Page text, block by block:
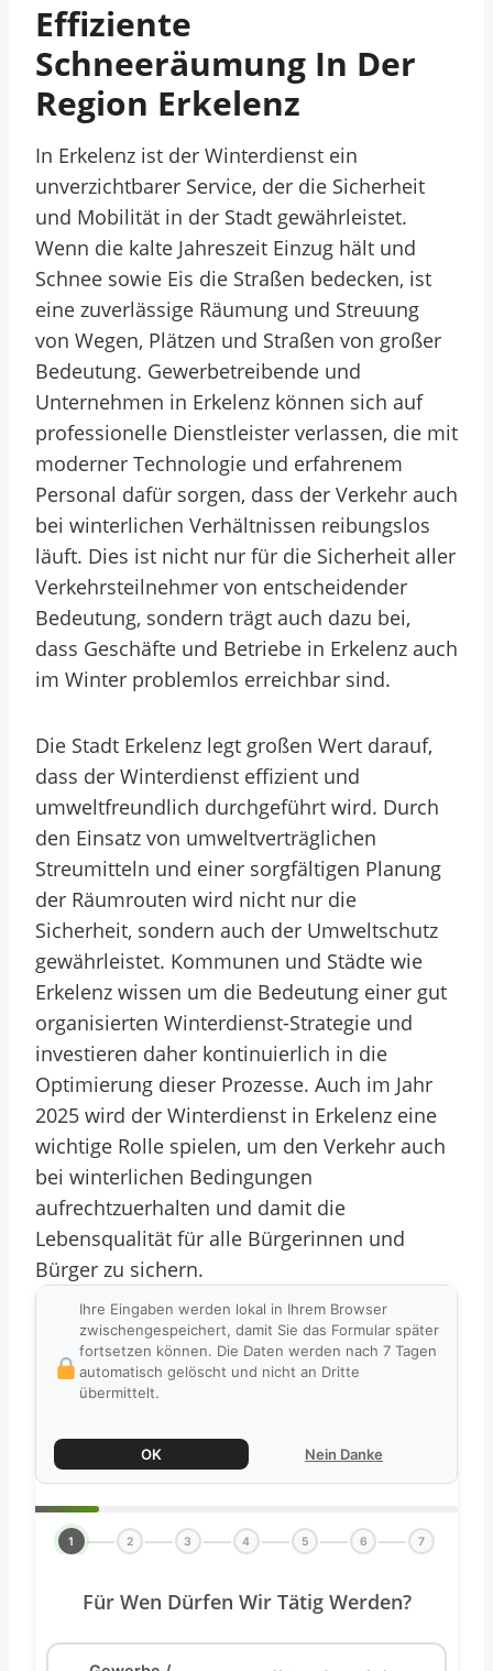
Effiziente
Schneeräumung In Der
Region Erkelenz
In Erkelenz ist der Winterdienst ein
unverzichtbarer Service, der die Sicherheit
und Mobilität in der Stadt gewährleistet.
Wenn die kalte Jahreszeit Einzug hält und
Schnee sowie Eis die Straßen bedecken, ist
eine zuverlässige Räumung und Streuung
von Wegen, Plätzen und Straßen von großer
Bedeutung. Gewerbetreibende und
Unternehmen in Erkelenz können sich auf
professionelle Dienstleister verlassen, die mit
moderner Technologie und erfahrenem
Personal dafür sorgen, dass der Verkehr auch
bei winterlichen Verhältnissen reibungslos
läuft. Dies ist nicht nur für die Sicherheit aller
Verkehrsteilnehmer von entscheidender
Bedeutung, sondern trägt auch dazu bei,
dass Geschäfte und Betriebe in Erkelenz auch
im Winter problemlos erreichbar sind.
Die Stadt Erkelenz legt großen Wert darauf,
dass der Winterdienst effizient und
umweltfreundlich durchgeführt wird. Durch
den Einsatz von umweltverträglichen
Streumitteln und einer sorgfältigen Planung
der Räumrouten wird nicht nur die
Sicherheit, sondern auch der Umweltschutz
gewährleistet. Kommunen und Städte wie
Erkelenz wissen um die Bedeutung einer gut
organisierten Winterdienst-Strategie und
investieren daher kontinuierlich in die
Optimierung dieser Prozesse. Auch im Jahr
2025 wird der Winterdienst in Erkelenz eine
wichtige Rolle spielen, um den Verkehr auch
bei winterlichen Bedingungen
aufrechtzuerhalten und damit die
Lebensqualität für alle Bürgerinnen und
Bürger zu sichern.
Ihre Eingaben werden lokal in Ihrem Browser
zwischengespeichert, damit Sie das Formular später
fortsetzen können. Die Daten werden nach 7 Tagen
automatisch gelöscht und nicht an Dritte
übermittelt.
OK Nein Danke
1 2 3 4 5 6 7
Für Wen Dürfen Wir Tätig Werden?